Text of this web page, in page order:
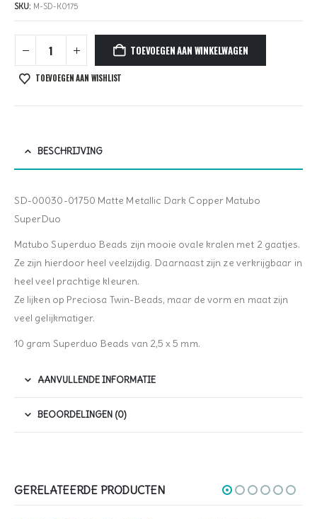
SKU: M-SD-K0175
TOEVOEGEN AAN WINKELWAGEN
TOEVOEGEN AAN WISHLIST
BESCHRIJVING
SD-00030-01750 Matte Metallic Dark Copper Matubo
SuperDuo
Matubo Superduo Beads zijn mooie ovale kralen met 2 gaatjes.
Ze zijn hierdoor heel veelzijdig. Daarnaast zijn ze verkrijgbaar in
heel veel prachtige kleuren.
Ze lijken op Preciosa Twin-Beads, maar de vorm en maat zijn
veel gelijkmatiger.
10 gram Superduo Beads van 2,5 x 5 mm.
AANVULLENDE INFORMATIE
BEOORDELINGEN (0)
GERELATEERDE PRODUCTEN